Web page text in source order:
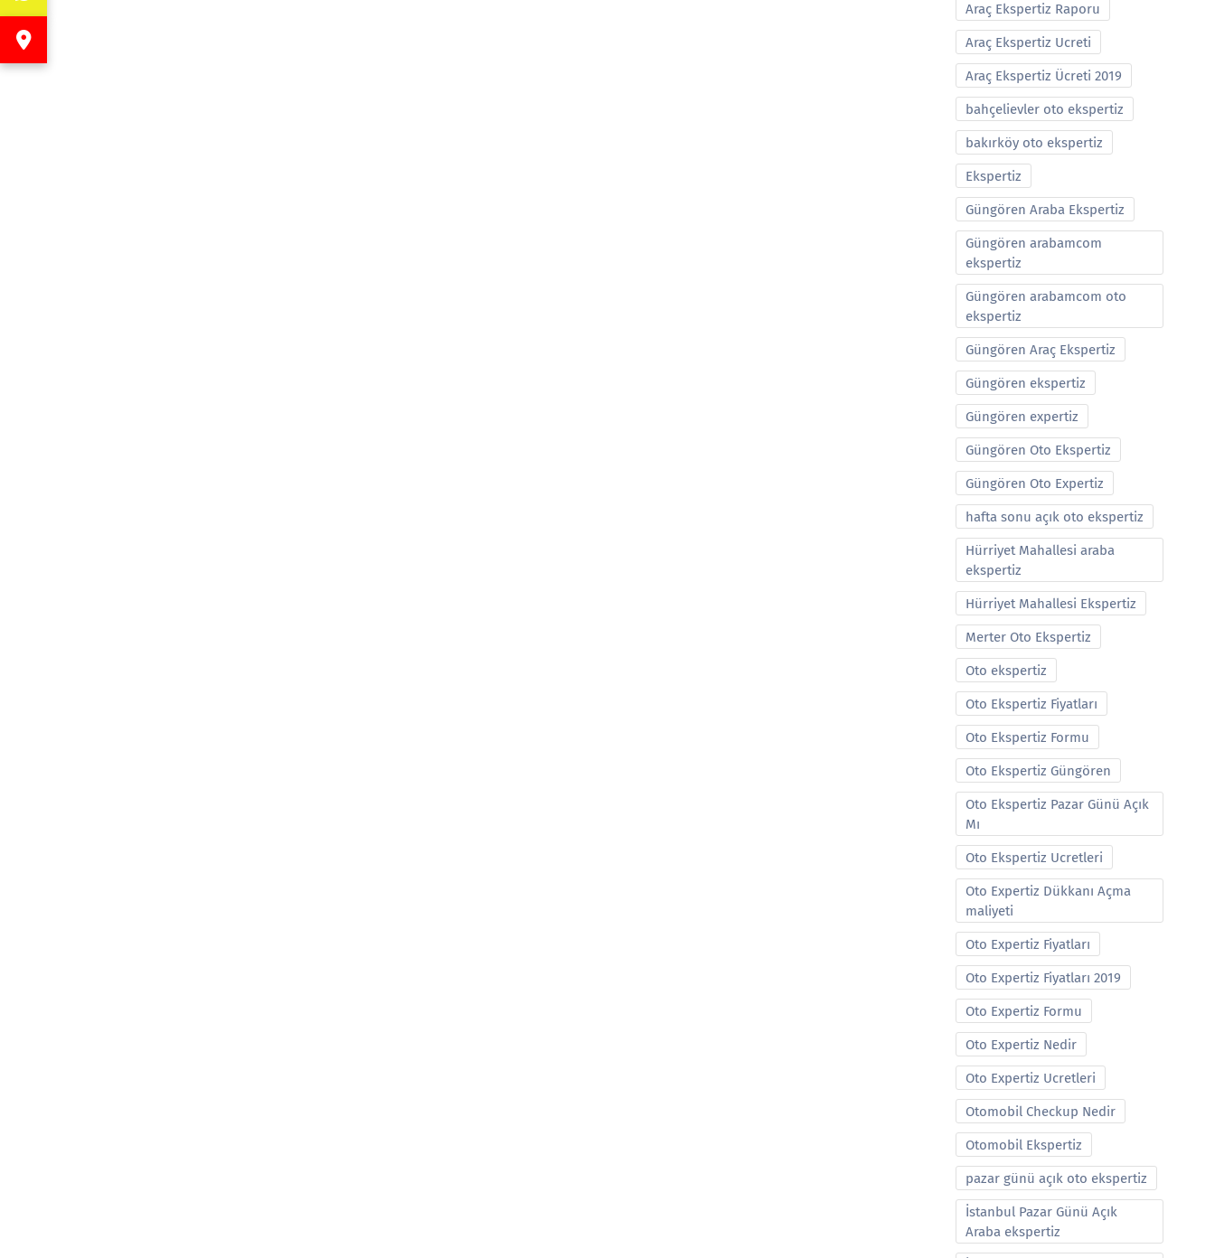
Araç Ekspertiz Raporu
Araç Ekspertiz Ucreti
Araç Ekspertiz Ücreti 2019
bahçelievler oto ekspertiz
bakırköy oto ekspertiz
Ekspertiz
Güngören Araba Ekspertiz
Güngören arabamcom
ekspertiz
Güngören arabamcom oto
ekspertiz
Güngören Araç Ekspertiz
Güngören ekspertiz
Güngören expertiz
Güngören Oto Ekspertiz
Güngören Oto Expertiz
hafta sonu açık oto ekspertiz
Hürriyet Mahallesi araba
ekspertiz
Hürriyet Mahallesi Ekspertiz
Merter Oto Ekspertiz
Oto ekspertiz
Oto Ekspertiz Fiyatları
Oto Ekspertiz Formu
Oto Ekspertiz Güngören
Oto Ekspertiz Pazar Günü Açık
Mı
Oto Ekspertiz Ucretleri
Oto Expertiz Dükkanı Açma
maliyeti
Oto Expertiz Fiyatları
Oto Expertiz Fiyatları 2019
Oto Expertiz Formu
Oto Expertiz Nedir
Oto Expertiz Ucretleri
Otomobil Checkup Nedir
Otomobil Ekspertiz
pazar günü açık oto ekspertiz
İstanbul Pazar Günü Açık
Araba ekspertiz